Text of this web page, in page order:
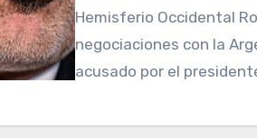
Hemisferio Occidental
negociaciones con la
acusado por el